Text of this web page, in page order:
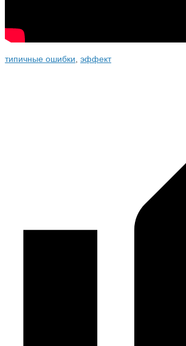
типичные ошибки эффект